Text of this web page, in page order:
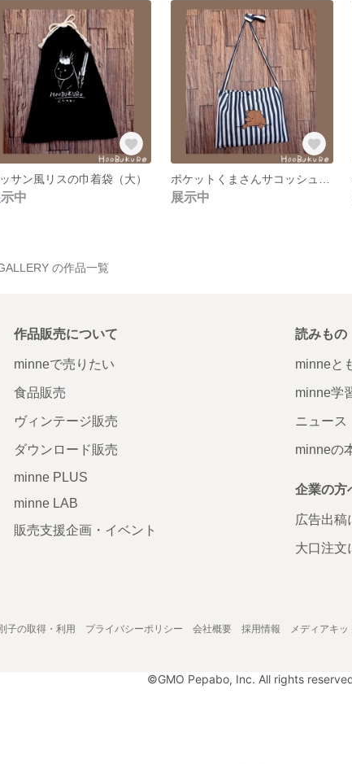
サン風リスの巾着袋（大）
中 展示中
の作品一覧
作品販売について
minneで売りたい
食品販売
ヴィンテージ販売
ダウンロード販売
minne PLUS
minne LAB
販売支援企画・イベント
読みもの
minneと
minne学
ニュース
minneの
企業の方
広告出稿
大口注文
子の取得・利用 プライバシーポリシー 会社概要 採用情報 メディアキッ
©GMO Pepabo, Inc. All rights